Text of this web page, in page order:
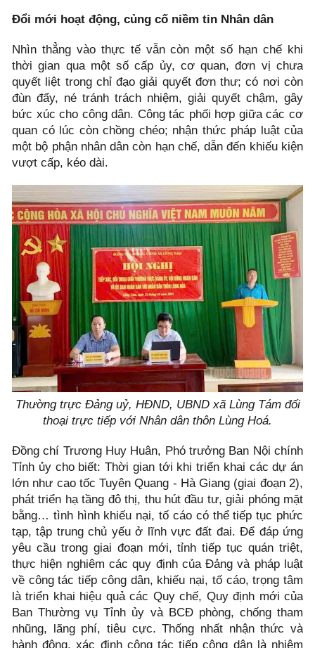
Đổi mới hoạt động, củng cố niềm tin Nhân dân
Nhìn thẳng vào thực tế vẫn còn một số hạn chế khi
thời gian qua một số cấp ủy, cơ quan, đơn vị chưa
quyết liệt trong chỉ đạo giải quyết đơn thư; có nơi còn
đùn đẩy, né tránh trách nhiệm, giải quyết chậm, gây
bức xúc cho công dân. Công tác phối hợp giữa các cơ
quan có lúc còn chồng chéo; nhận thức pháp luật của
một bộ phận nhân dân còn hạn chế, dẫn đến khiếu kiện
vượt cấp, kéo dài.
Thường trực Đảng uỷ, HĐND, UBND xã Lùng Tám đối
thoại trực tiếp với Nhân dân thôn Lùng Hoá.
Đồng chí Trương Huy Huân, Phó trưởng Ban Nội chính
Tỉnh ủy cho biết: Thời gian tới khi triển khai các dự án
lớn như cao tốc Tuyên Quang - Hà Giang (giai đoạn 2),
phát triển hạ tầng đô thị, thu hút đầu tư, giải phóng mặt
bằng… tình hình khiếu nại, tố cáo có thể tiếp tục phức
tạp, tập trung chủ yếu ở lĩnh vực đất đai. Để đáp ứng
yêu cầu trong giai đoạn mới, tỉnh tiếp tục quán triệt,
thực hiện nghiêm các quy định của Đảng và pháp luật
về công tác tiếp công dân, khiếu nại, tố cáo, trọng tâm
là triển khai hiệu quả các Quy chế, Quy định mới của
Ban Thường vụ Tỉnh ủy và BCĐ phòng, chống tham
nhũng, lãng phí, tiêu cực. Thống nhất nhận thức và
hành động, xác định công tác tiếp công dân là nhiệm